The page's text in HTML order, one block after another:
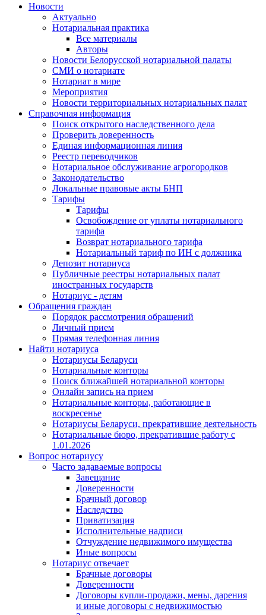
Новости
Актуально
Нотариальная практика
Все материалы
Авторы
Новости Белорусской нотариальной палаты
СМИ о нотариате
Нотариат в мире
Мероприятия
Новости территориальных нотариальных палат
Справочная информация
Поиск открытого наследственного дела
Проверить доверенность
Единая информационная линия
Реестр переводчиков
Нотариальное обслуживание агрогородков
Законодательство
Локальные правовые акты БНП
Тарифы
Тарифы
Освобождение от уплаты нотариального
тарифа
Возврат нотариального тарифа
Нотариальный тариф по ИН с должника
Депозит нотариуса
Публичные реестры нотариальных палат
иностранных государств
Нотариус - детям
Обращения граждан
Порядок рассмотрения обращений
Личный прием
Прямая телефонная линия
Найти нотариуса
Нотариусы Беларуси
Нотариальные конторы
Поиск ближайшей нотариальной конторы
Онлайн запись на прием
Нотариальные конторы, работающие в
воскресенье
Нотариусы Беларуси, прекратившие деятельность
Нотариальные бюро, прекратившие работу с
1.01.2026
Вопрос нотариусу
Часто задаваемые вопросы
Завещание
Доверенности
Брачный договор
Наследство
Приватизация
Исполнительные надписи
Отчуждение недвижимого имущества
Иные вопросы
Нотариус отвечает
Брачные договоры
Доверенности
Договоры купли-продажи, мены, дарения
и иные договоры с недвижимостью